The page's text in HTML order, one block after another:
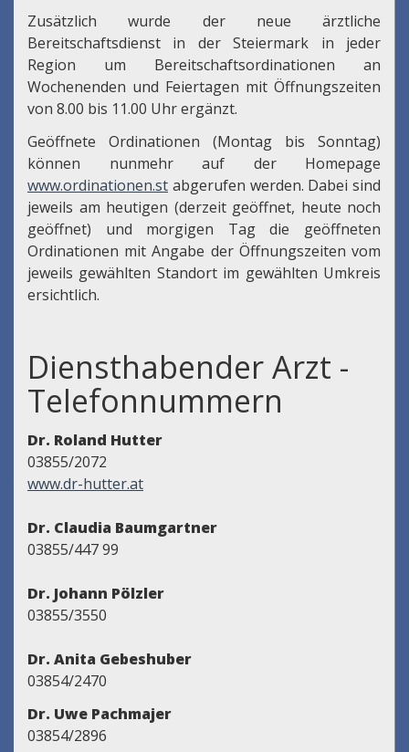
Zusätzlich wurde der neue ärztliche
Bereitschaftsdienst in der Steiermark in jeder
Region um Bereitschaftsordinationen an
Wochenenden und Feiertagen mit Öffnungszeiten
von 8.00 bis 11.00 Uhr ergänzt.
Geöffnete Ordinationen (Montag bis Sonntag)
können nunmehr auf der Homepage
www.ordinationen.st abgerufen werden. Dabei sind
jeweils am heutigen (derzeit geöffnet, heute noch
geöffnet) und morgigen Tag die geöffneten
Ordinationen mit Angabe der Öffnungszeiten vom
jeweils gewählten Standort im gewählten Umkreis
ersichtlich.
Diensthabender Arzt -
Telefonnummern
Dr. Roland Hutter
03855/2072
www.dr-hutter.at
Dr. Claudia Baumgartner
03855/447 99
Dr. Johann Pölzler
03855/3550
Dr. Anita Gebeshuber
03854/2470
Dr. Uwe Pachmajer
03854/2896